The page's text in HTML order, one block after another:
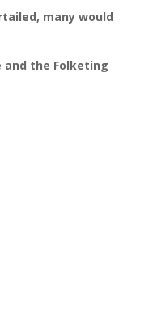
many would
and the Folketing